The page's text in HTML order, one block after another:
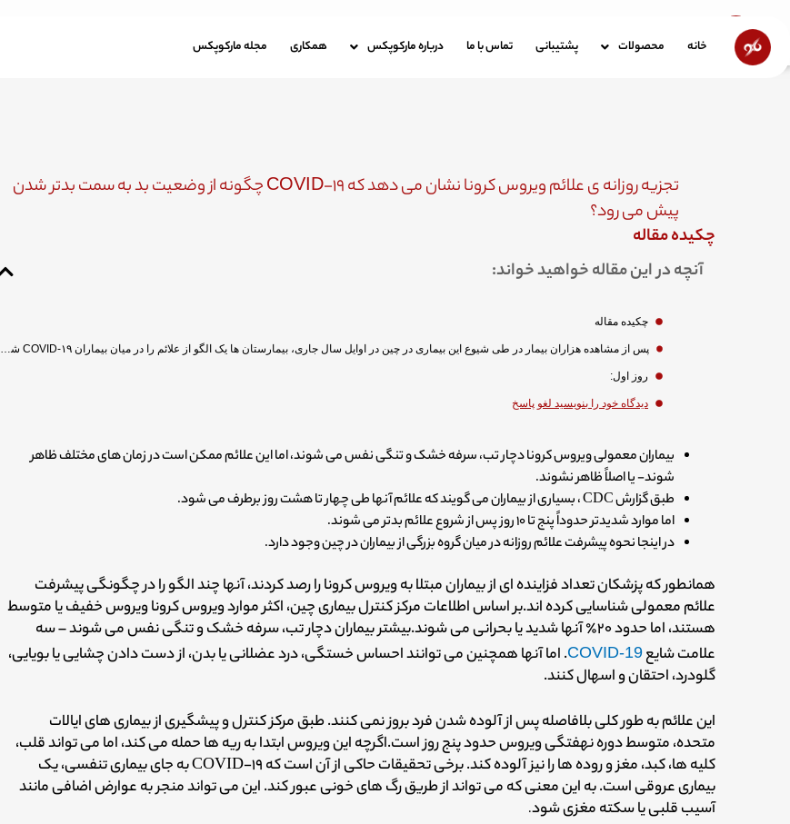
محتوا
خانه محصولات پشتیبانی تماس با ما درباره مارکوپکس همکاری مجله مارکوپکس
تجزیه روزانه ی علائم ویروس کرونا نشان می دهد که COVID-۱۹ چگونه از وضعیت بد به سمت بدتر شدن
پیش می رود؟
چکیده مقاله
آنچه در این مقاله خواهید خواند:
چکیده مقاله
پس از مشاهده هزاران بیمار در طی شیوع این بیماری در چین در اوایل سال جاری، بیمارستان ها یک الگو از علائم را در میان بیماران COVID-۱۹ شناسایی کردند:
روز اول:
دیدگاه‌ خود را بنویسید لغو پاسخ
بیماران معمولی ویروس کرونا دچار تب، سرفه خشک و تنگی نفس می شوند، اما این علائم ممکن است در زمان های مختلف ظاهر
شوند- یا اصلاً ظاهر نشوند.
طبق گزارش CDC ، بسیاری از بیماران می گویند که علائم آنها طی چهار تا هشت روز برطرف می شود.
اما موارد شدیدتر حدوداً پنج تا ۱۰ روز پس از شروع علائم بدتر می شوند.
در اینجا نحوه پیشرفت علائم روزانه در میان گروه بزرگی از بیماران در چین وجود دارد.
همانطور که پزشکان تعداد فزاینده ای از بیماران مبتلا به ویروس کرونا را رصد کردند، آنها چند الگو را در چگونگی پیشرفت
علائم معمولی شناسایی کرده اند.بر اساس اطلاعات مرکز کنترل بیماری چین، اکثر موارد ویروس کرونا ویروس خفیف یا متوسط
هستند، اما حدود ۲۰٪ آنها شدید یا بحرانی می شوند.
بیشتر بیماران دچار تب، سرفه خشک و تنگی نفس می شوند – سه
علامت شایع COVID-19. اما آنها همچنین می توانند احساس خستگی، درد عضلانی یا بدن، از دست دادن چشایی یا بویایی،
گلودرد، احتقان و اسهال کنند.
این علائم به طور کلی بلافاصله پس از آلوده شدن فرد بروز نمی کنند. طبق مرکز کنترل و پیشگیری از بیماری های ایالات
متحده، متوسط دوره نهفتگی ویروس حدود پنج روز است.اگرچه این ویروس ابتدا به ریه ها حمله می کند، اما می تواند قلب،
کلیه ها، کبد، مغز و روده ها را نیز آلوده کند. برخی تحقیقات حاکی از آن است که COVID-۱۹ به جای بیماری تنفسی، یک
بیماری عروقی است. به این معنی که می تواند از طریق رگ های خونی عبور کند. این می تواند منجر به عوارض اضافی مانند
آسیب قلبی یا سکته مغزی شود.